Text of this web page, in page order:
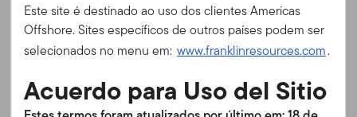
Senha
1 ano
3 anos
15,30
10 anos
7,85
Este site é destinado ao uso dos clientes Americas
Offshore. Sites específicos de outros países podem ser
selecionados no menu em: www.franklinresources.com.
Acuerdo para Uso del Sitio